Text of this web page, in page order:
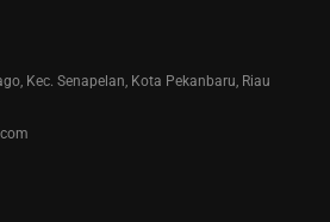
Kec. Senapelan, Kota Pekanbaru, Riau